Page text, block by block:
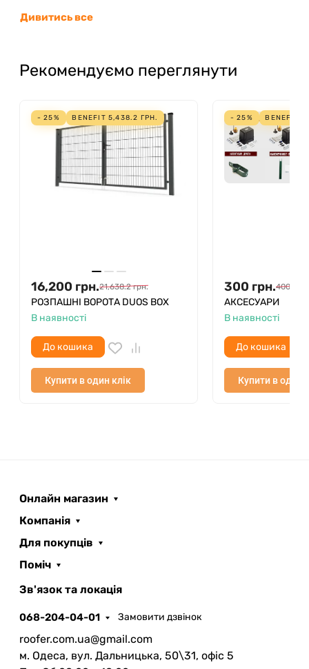
Дивитись все
Рекомендуємо переглянути
- 25% BENEFIT 5,438.2 ГРН.
16,200 грн.21,638.2 грн.
РОЗПАШНІ ВОРОТА DUOS BOX
В наявності
До кошика
Купити в один клік
- 25% BENEFIT
300 грн.400
АКСЕСУАРИ
В наявності
До кошика
Купити в один
Онлайн магазин
Компанія
Для покупців
Поміч
Зв'язок та локація
068-204-04-01 Замовити дзвінок
roofer.com.ua@gmail.com
м. Одеса, вул. Дальницька, 50\31, офіс 5
AI помічник